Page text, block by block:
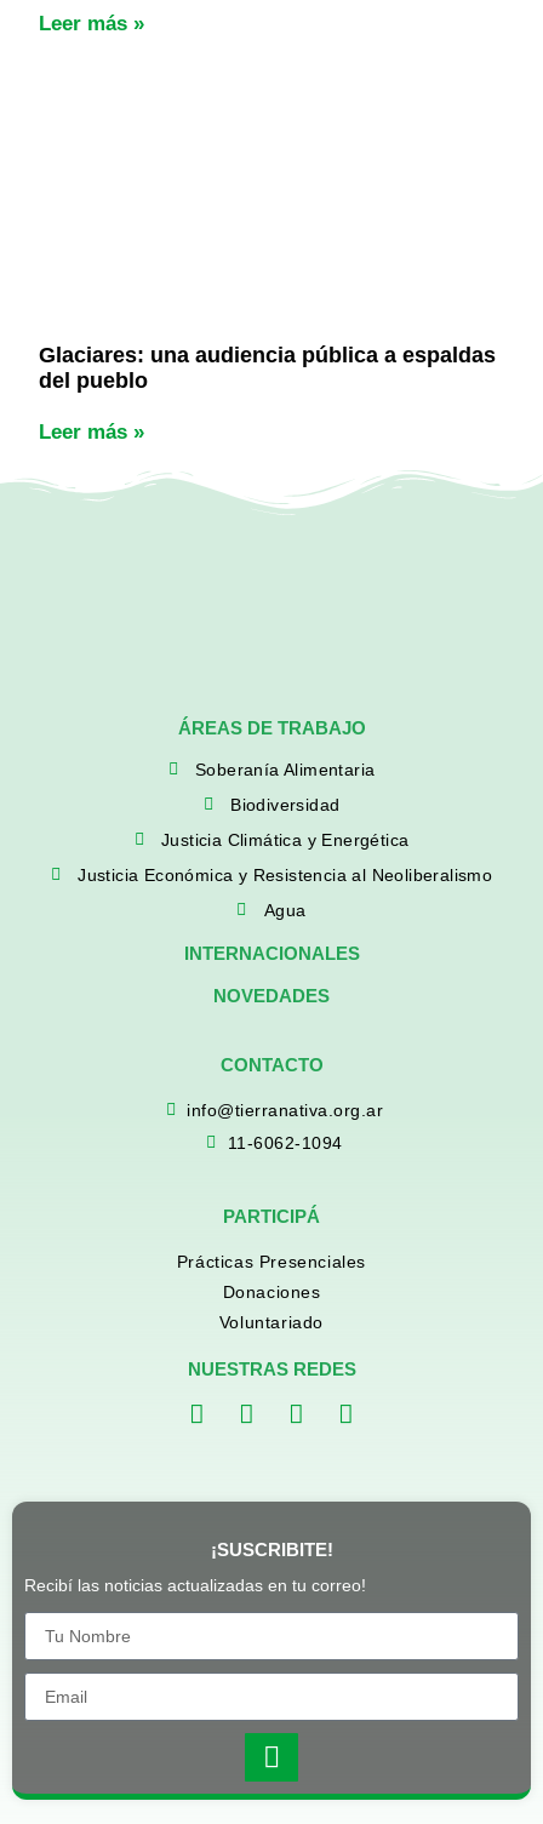
Leer más »
Glaciares: una audiencia pública a espaldas
del pueblo
Leer más »
ÁREAS DE TRABAJO
Soberanía Alimentaria
Biodiversidad
Justicia Climática y Energética
Justicia Económica y Resistencia al Neoliberalismo
Agua
INTERNACIONALES
NOVEDADES
CONTACTO
info@tierranativa.org.ar
11-6062-1094
PARTICIPÁ
Prácticas Presenciales
Donaciones
Voluntariado
NUESTRAS REDES
¡SUSCRIBITE!
Recibí las noticias actualizadas en tu correo!